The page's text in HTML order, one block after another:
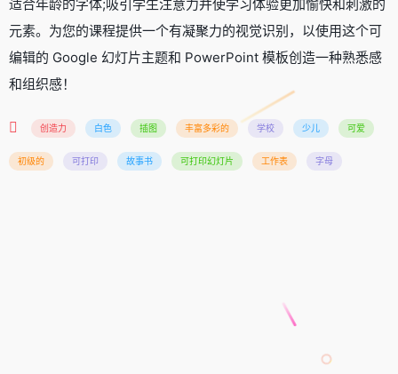
适合年龄的字体;吸引学生注意力并使学习体验更加愉快和刺激的
元素。为您的课程提供一个有凝聚力的视觉识别，以使用这个可
编辑的 Google 幻灯片主题和 PowerPoint 模板创造一种熟悉感
和组织感！
创造力 白色 插图 丰富多彩的 学校 少儿 可爱
初级的 可打印 故事书 可打印幻灯片 工作表 字母